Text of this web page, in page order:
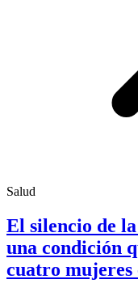
Salud
El silencio de
una condición
cuatro mujeres